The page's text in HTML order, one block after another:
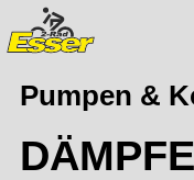
Pumpen &